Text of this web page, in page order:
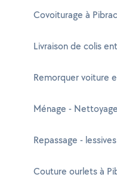
Covoiturage à Pibrac
Livraison de colis
Remorquer voiture
Ménage -
Repassage -
Couture ourlets à